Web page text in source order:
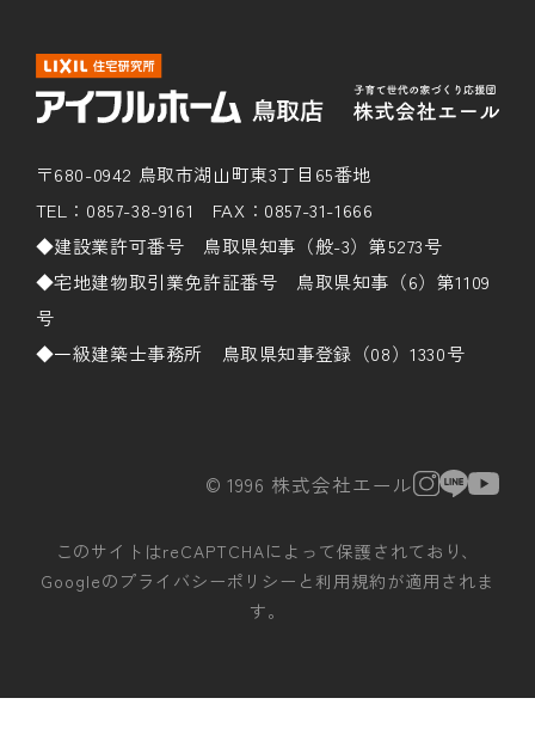
〒680-0942 鳥取市湖山町東3丁目65番地
TEL：0857-38-9161 FAX：0857-31-1666
◆建設業許可番号 鳥取県知事（般-3）第5273号
◆宅地建物取引業免許証番号 鳥取県知事（6）第1109
号
◆一級建築士事務所 鳥取県知事登録（08）1330号
© 1996 株式会社エール
このサイトはreCAPTCHAによって保護されており、
Googleの プライバシーポリシー と利用規約が適用されま
す。